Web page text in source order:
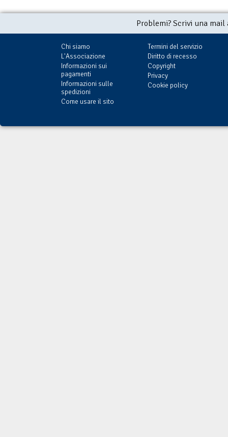
Problemi? Scrivi una
Chi siamo
L'Associazione
Informazioni sui
pagamenti
Informazioni sulle
spedizioni
Come usare il sito
Termini del servizio
Diritto di recesso
Copyright
Privacy
Cookie policy